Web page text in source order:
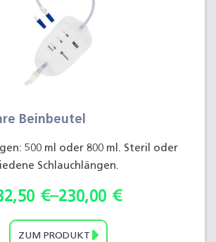
Beinbeutel
500 ml oder 800 ml. Steril oder
Schlauchlängen.
€–230,00 €
ZUM PRODUKT